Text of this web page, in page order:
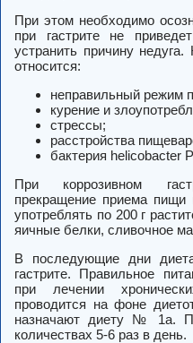
При этом необходимо
при гастрите не
устранить причину
относится:
неправильный режим
курение и
стрессы;
расстройства
бактерия helicobacter
При коррозивном
прекращение приема пищи
употреблять по 200 г
яичные белки, сливочное
В последующие дни
гастрите. Правильное
при лечении
проводится на фоне
назначают диету № 1а.
количествах 5-6 раз в день.